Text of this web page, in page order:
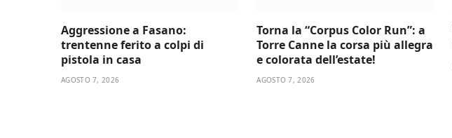
Aggressione a Fasano:
trentenne ferito a colpi di
pistola in casa
AGOSTO 7, 2026
Torna la “Corpus Color Run”: a
Torre Canne la corsa più allegra
e colorata dell’estate!
AGOSTO 7, 2026